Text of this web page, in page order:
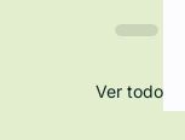
Ver todo